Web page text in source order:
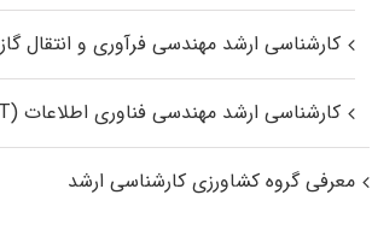
کارشناسی ارشد مهندسی فرآوری و انتقال گاز
کارشناسی ارشد مهندسی فناوری اطلاعات (IT)
معرفی گروه کشاورزی کارشناسی ارشد